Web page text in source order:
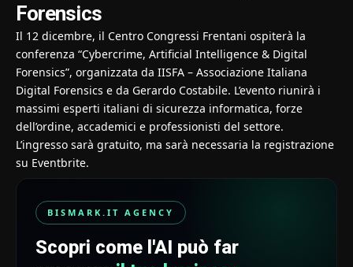
Forensics
Il 12 dicembre, il Centro Congressi Frentani ospiterà la
conferenza “Cybercrime, Artificial Intelligence & Digital
Forensics”, organizzata da IISFA – Associazione Italiana
Digital Forensics e da Gerardo Costabile. L’evento riunirà i
massimi esperti italiani di sicurezza informatica, forze
dell’ordine, accademici e professionisti del settore.
L’ingresso sarà gratuito, ma sarà necessaria la registrazione
su Eventbrite.
BISMARK.IT AGENCY
Scopri come l'AI può far